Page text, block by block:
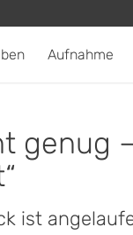
Aufnahme
genug
“
ist